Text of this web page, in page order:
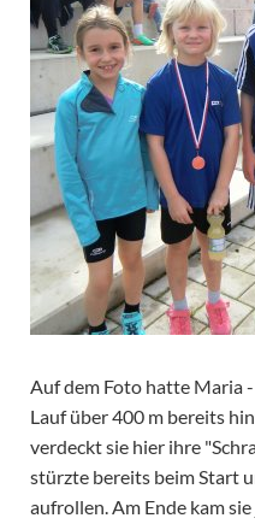
Auf dem Foto hatte Maria
Lauf über 400 m bereits
verdeckt sie hier ihre
stürzte bereits beim Start
aufrollen. Am Ende kam